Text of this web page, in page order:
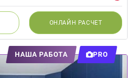
ОНЛАЙН РАСЧЕТ
НАША РАБОТА PRO